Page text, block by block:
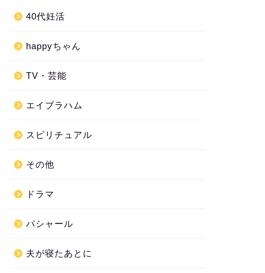
40代妊活
happyちゃん
TV・芸能
エイブラハム
スピリチュアル
その他
ドラマ
バシャール
夫が寝たあとに